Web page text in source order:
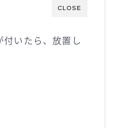
CLOSE
付いたら、放置し